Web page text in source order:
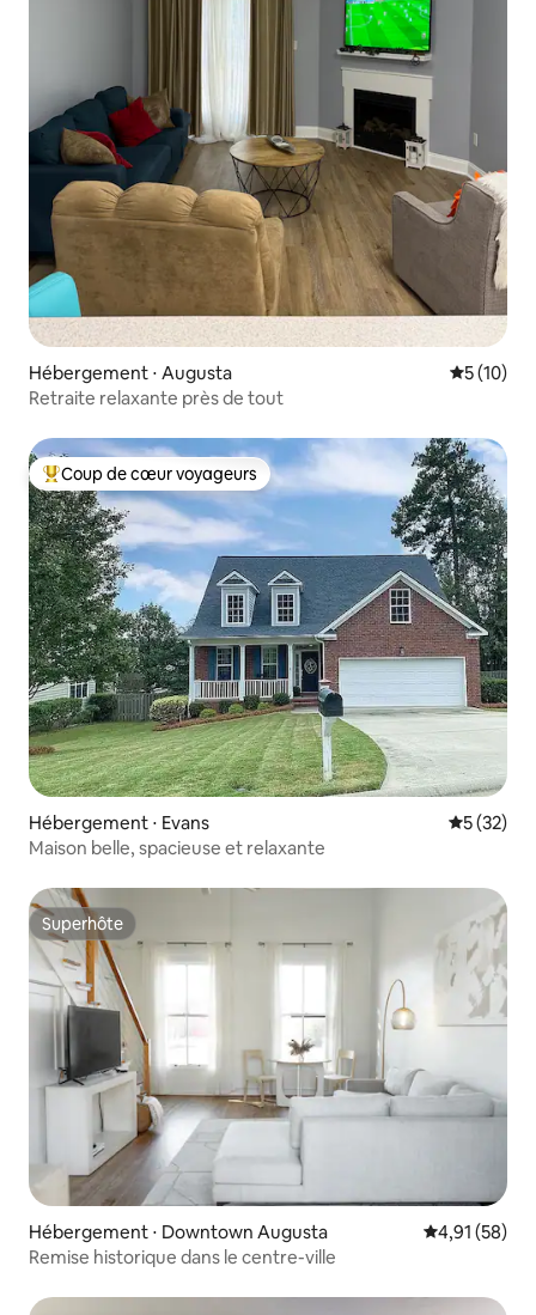
Hébergement ⋅ Augusta
5 (10)
Retraite relaxante près de tout
Coups de cœur voyageurs les plus appréciés
Coup de cœur voyageurs
Hébergement ⋅ Evans
5 (32)
Maison belle, spacieuse et relaxante
Superhôte
Superhôte
Hébergement ⋅ Downtown Augusta Évaluation
4,91 (58)
Remise historique dans le centre-ville